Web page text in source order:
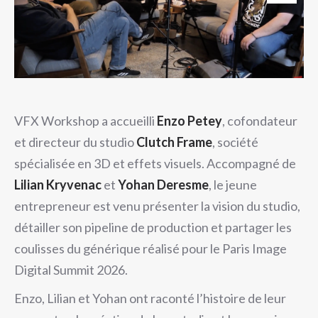
VFX Workshop a accueilli Enzo Petey, cofondateur
et directeur du studioClutch Frame, société
spécialisée en 3D et effets visuels. Accompagné de
Lilian KryvenacetYohan Deresme, le jeune
entrepreneur est venu présenter la vision du studio,
détailler son pipeline de production et partager les
coulisses du générique réalisé pour le Paris Image
Digital Summit 2026.
Enzo, Lilian et Yohan ont raconté l’histoire de leur